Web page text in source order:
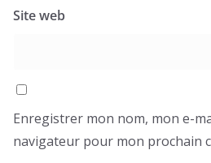
Site web
Enregistrer mon nom, mon e-
navigateur pour mon prochain